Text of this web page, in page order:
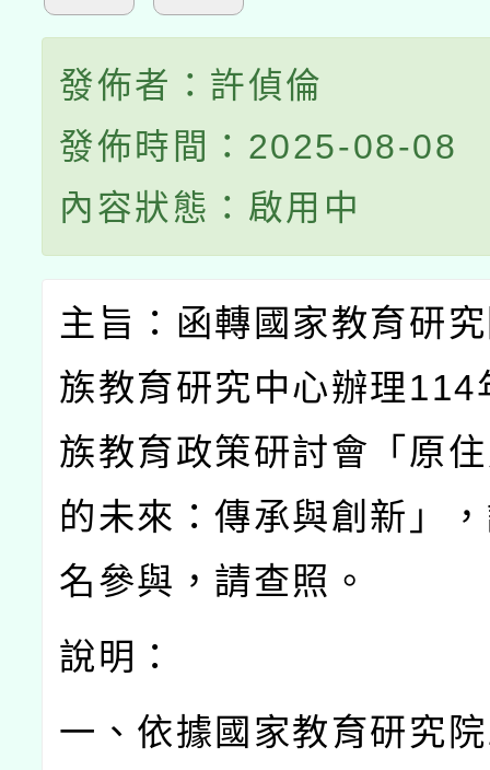
發佈者：許偵倫
發佈時間：2025-08-08
內容狀態：啟用中
主旨：函轉國家教育研
族教育研究中心辦理114
族教育政策研討會「原
的未來：傳承與創新」
名參與，請查照。
說明：
一、依據國家教育研究院